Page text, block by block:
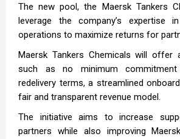
The new pool, the Maersk Tankers
leverage the company’s expertise
operations to maximize returns for
Maersk Tankers Chemicals will offer
such as no minimum commitment
redelivery terms, a streamlined
fair and transparent revenue model.
The initiative aims to increase
partners while also improving